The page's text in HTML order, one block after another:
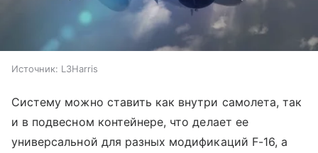
Источник: L3Harris
Систему можно ставить как внутри самолета, так
и в подвесном контейнере, что делает ее
универсальной для разных модификаций F-16, а